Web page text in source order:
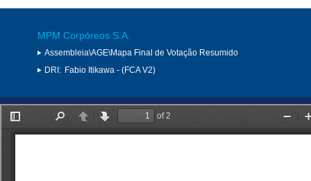
MPM Corpóreos S.A.
Assembleia\AGE\Mapa Final de Votação Resumido
DRI: Fabio Itikawa - (FCA V2)